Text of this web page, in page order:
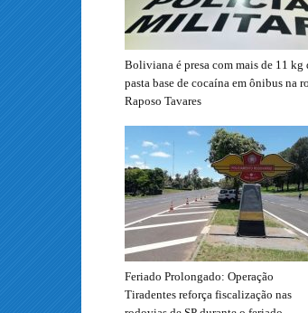
Boliviana é presa com mais de 11 kg
pasta base de cocaína em ônibus na
Raposo Tavares
Feriado Prolongado: Operação
Tiradentes reforça fiscalização nas